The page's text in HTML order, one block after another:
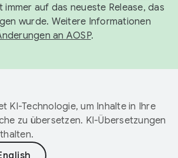
immer auf das neueste Release, das
wurde. Weitere Informationen
an AOSP.
KI-Technologie, um Inhalte in Ihre
zu übersetzen. KI-Übersetzungen